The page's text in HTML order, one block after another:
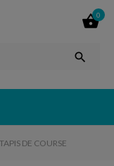

0

DE COURSE